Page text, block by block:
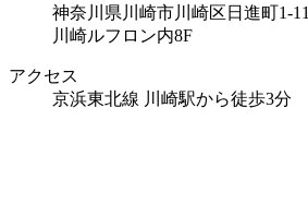
神奈川県川崎市川崎区日進町1-11
川崎ルフロン内8F
アクセス
京浜東北線 川崎駅から徒歩3分